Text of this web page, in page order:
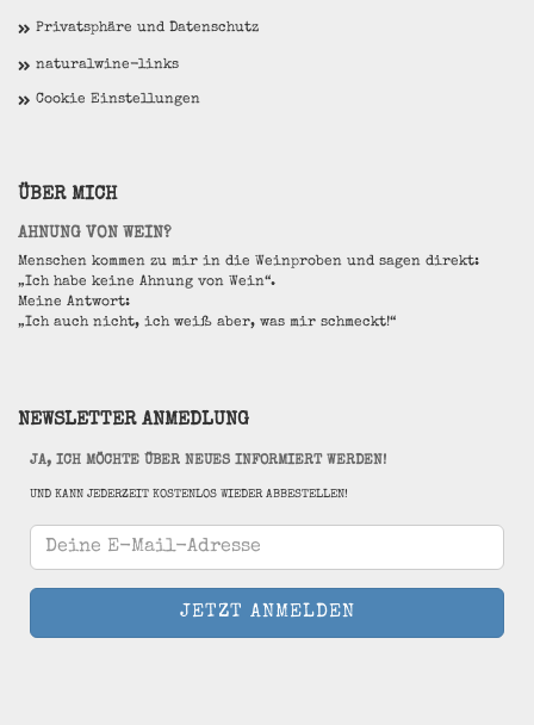
Privatsphäre und Datenschutz
naturalwine-links
Cookie Einstellungen
ÜBER MICH
AHNUNG VON WEIN?
Menschen kommen zu mir in die Weinproben und sagen direkt:
„Ich habe keine Ahnung von Wein“.
Meine Antwort:
„Ich auch nicht, ich weiß aber, was mir schmeckt!“
NEWSLETTER ANMEDLUNG
JA, ICH MÖCHTE ÜBER NEUES INFORMIERT WERDEN!
UND KANN JEDERZEIT KOSTENLOS WIEDER ABBESTELLEN!